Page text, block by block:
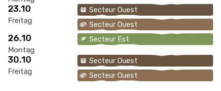
23.10
Freitag
Secteur Ouest
Secteur Ouest
26.10
Montag
Secteur Est
30.10
Freitag
Secteur Ouest
Secteur Ouest